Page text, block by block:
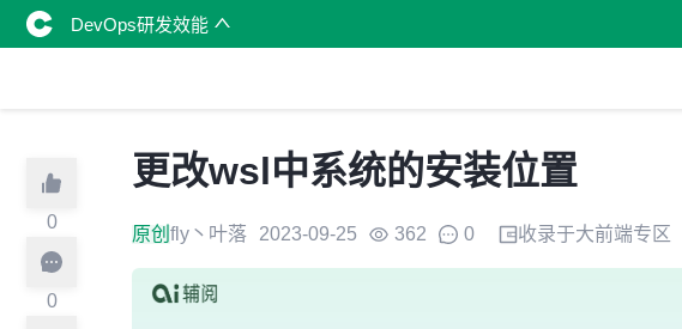
DevOps研发效能
0
0
更改wsl中系统的安装位置
原创 fly丶叶落 2023-09-25 362 0 收录于大前端专区